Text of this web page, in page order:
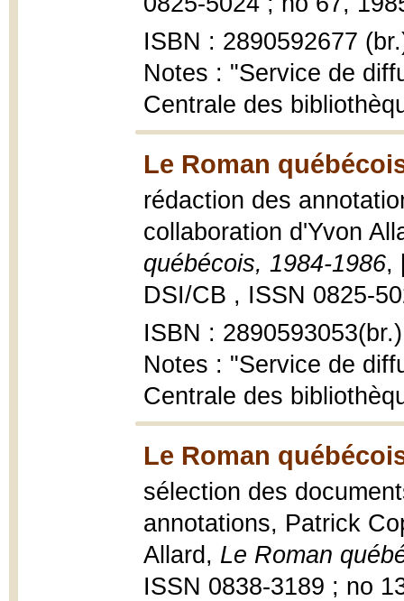
ISBN : 2890592677
Notes : "Service de
Centrale des
Le Roman
rédaction des
collaboration d'Yvon
québécois, 1984-1986,
DSI/CB , ISSN 0825-
ISBN : 2890593053(br.)
Notes : "Service de
Centrale des
Le Roman
sélection des
annotations, Patrick
Allard, Le Roman
ISSN 0838-3189 ; no